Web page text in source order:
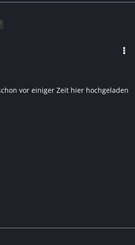
vor einiger Zeit hier hochgeladen